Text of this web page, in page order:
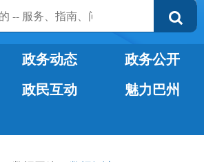
政务动态
政务公开
政民互动
魅力巴州